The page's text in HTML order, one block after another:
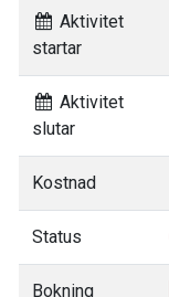
Aktivitet
startar
Aktivitet
slutar
Kostnad
Status
Bokning